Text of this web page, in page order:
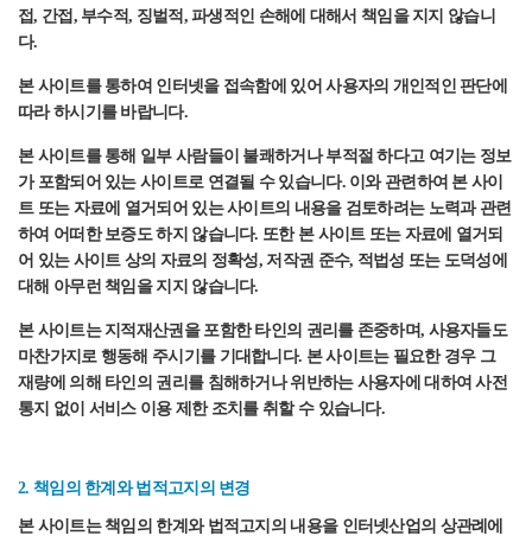
접, 간접, 부수적, 징벌적, 파생적인 손해에 대해서 책임을 지지 않습니
다.
본 사이트를 통하여 인터넷을 접속함에 있어 사용자의 개인적인 판단에
따라 하시기를 바랍니다.
본 사이트를 통해 일부 사람들이 불쾌하거나 부적절 하다고 여기는 정보
가 포함되어 있는 사이트로 연결될 수 있습니다. 이와 관련하여 본 사이
트 또는 자료에 열거되어 있는 사이트의 내용을 검토하려는 노력과 관련
하여 어떠한 보증도 하지 않습니다. 또한 본 사이트 또는 자료에 열거되
어 있는 사이트 상의 자료의 정확성, 저작권 준수, 적법성 또는 도덕성에
대해 아무런 책임을 지지 않습니다.
본 사이트는 지적재산권을 포함한 타인의 권리를 존중하며, 사용자들도
마찬가지로 행동해 주시기를 기대합니다. 본 사이트는 필요한 경우 그
재량에 의해 타인의 권리를 침해하거나 위반하는 사용자에 대하여 사전
통지 없이 서비스 이용 제한 조치를 취할 수 있습니다.
2. 책임의 한계와 법적고지의 변경
본 사이트는 책임의 한계와 법적고지의 내용을 인터넷산업의 상관례에